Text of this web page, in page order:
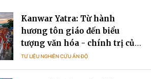
Kanwar Yatra: Từ hành
hương tôn giáo đến biểu
tượng văn hóa - chính trị của
Ấn Độ đương đại
TƯ LIỆU NGHIÊN CỨU ẤN ĐỘ